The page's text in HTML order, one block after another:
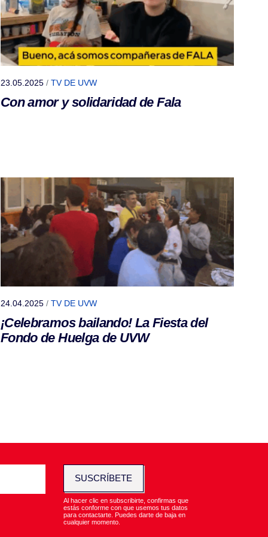
23.05.2025 / TV DE UVW
Con amor y solidaridad de Fala
24.04.2025 / TV DE UVW
¡Celebramos bailando! La Fiesta del
Fondo de Huelga de UVW
SUSCRÍBETE
Al hacer clic en subscribirte, confirmas que
estás conforme con que usemos tus datos
para contactarte. Puedes darte de baja en
cualquier momento.